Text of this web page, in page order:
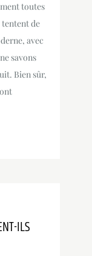
toutes
de
avec
savons
Bien sûr,
ILS